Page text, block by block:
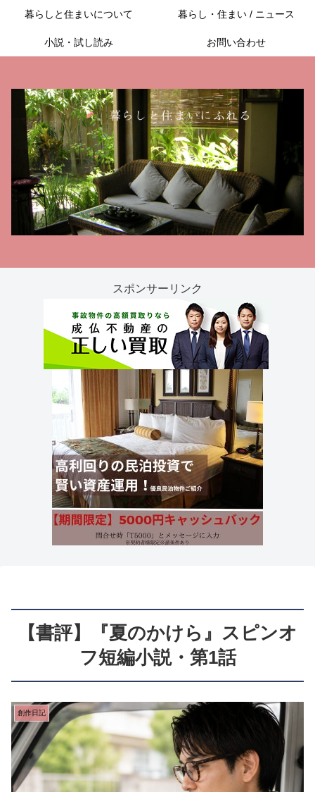
暮らしと住まいについて 暮らし・住まい / ニュース
小説・試し読み お問い合わせ
スポンサーリンク
【書評】『夏のかけら』スピンオ
フ短編小説・第1話
創作日記